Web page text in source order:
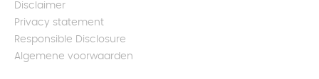
Disclaimer
Privacy statement
Responsible Disclosure
Algemene voorwaarden